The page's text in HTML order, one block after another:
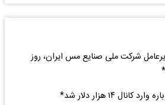
شرکت ملی صنایع مس ایران، روز
۱۴ هزار دلار شد*